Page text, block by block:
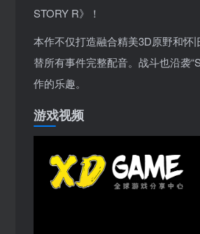
STORY R》！
本作不仅打造融合精美3D原野和
替所有事件完整配音。战斗也沿袭
作的乐趣。
游戏视频